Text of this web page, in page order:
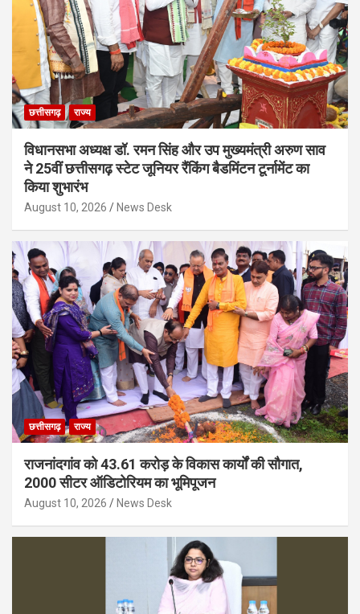
छत्तीसगढ़ राज्य
विधानसभा अध्यक्ष डॉ. रमन सिंह और उप मुख्यमंत्री अरुण साव
ने 25वीं छत्तीसगढ़ स्टेट जूनियर रैंकिंग बैडमिंटन टूर्नामेंट का
किया शुभारंभ
August 10, 2026 News Desk
छत्तीसगढ़ राज्य
राजनांदगांव को 43.61 करोड़ के विकास कार्यों की सौगात,
2000 सीटर ऑडिटोरियम का भूमिपूजन
August 10, 2026 News Desk